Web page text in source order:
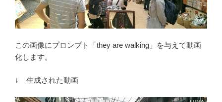
この画像にプロンプト「they are walking」を与えて動画
化します。
↓ 生成された動画